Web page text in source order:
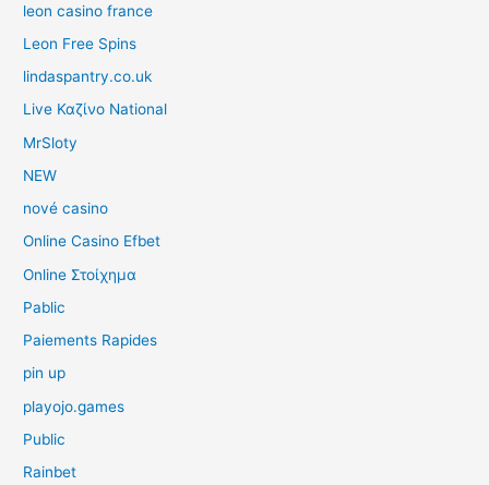
leon casino france
Leon Free Spins
lindaspantry.co.uk
Live Καζίνο National
MrSloty
NEW
nové casino
Online Casino Efbet
Online Στοίχημα
Pablic
Paiements Rapides
pin up
playojo.games
Public
Rainbet